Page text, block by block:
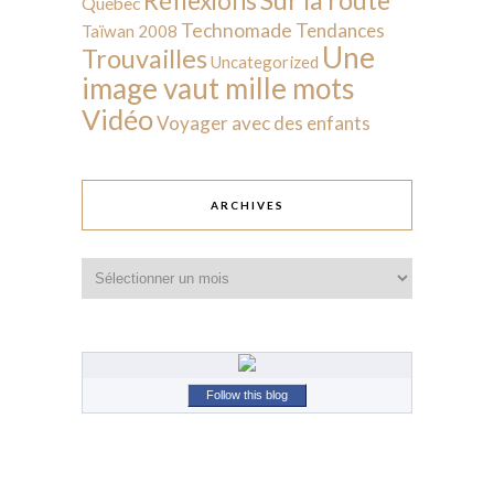
Taïwan 2008 Technomade Tendances
Trouvailles Uncategorized Une
image vaut mille mots
VidéoVoyager avec des enfants
ARCHIVES
Follow this blog